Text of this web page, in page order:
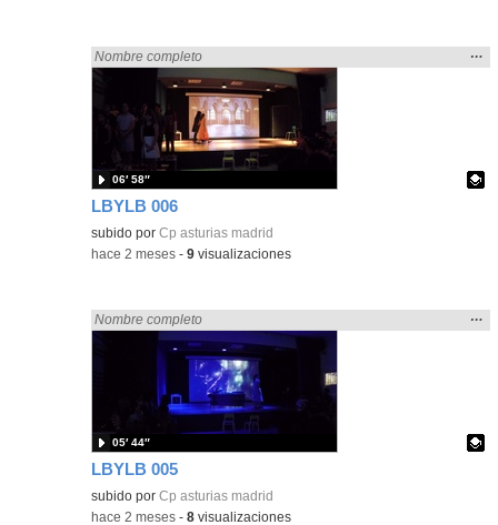
LBYLB 006
Encontrado «Asturias» en:
Nombre completo
la
…
Contenido educativo.
subido porCp asturias madrid
06′ 58″
-hace 2 meses -9 visualizaciones
LBYLB 005
Encontrado «Asturias» en:
Nombre completo
la
…
Contenido educativo.
subido porCp asturias madrid
05′ 44″
-hace 2 meses -8 visualizaciones